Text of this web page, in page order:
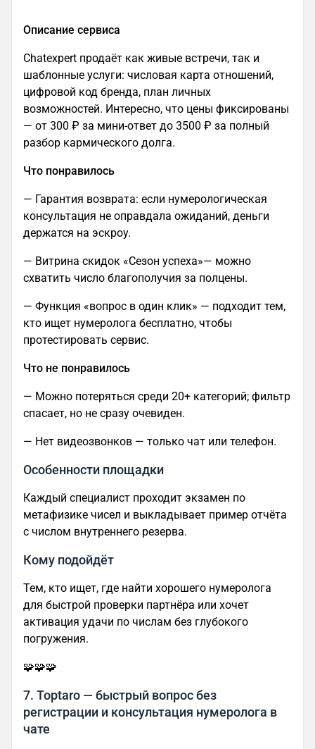
Описание сервиса
Chatexpert продаёт как живые встречи, так и
шаблонные услуги: числовая карта отношений,
цифровой код бренда, план личных
возможностей. Интересно, что цены фиксированы
— от 300 ₽ за мини-ответ до 3500 ₽ за полный
разбор кармического долга.
Что понравилось
— Гарантия возврата: если нумерологическая
консультация не оправдала ожиданий, деньги
держатся на эскроу.
— Витрина скидок «Сезон успеха»— можно
схватить число благополучия за полцены.
— Функция «вопрос в один клик» — подходит тем,
кто ищет нумеролога бесплатно, чтобы
протестировать сервис.
Что не понравилось
— Можно потеряться среди 20+ категорий; фильтр
спасает, но не сразу очевиден.
— Нет видеозвонков — только чат или телефон.
Особенности площадки
Каждый специалист проходит экзамен по
метафизике чисел и выкладывает пример отчёта
с числом внутреннего резерва.
Кому подойдёт
Тем, кто ищет, где найти хорошего нумеролога
для быстрой проверки партнёра или хочет
активация удачи по числам без глубокого
погружения.
🧩🧩🧩
7. Toptaro — быстрый вопрос без
регистрации и консультация нумеролога в
чате